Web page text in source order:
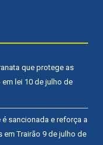
que protege as
em lei 10 de julho de
sancionada e reforça a
em Trairão 9 de julho de